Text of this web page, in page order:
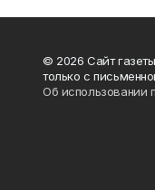
© 2026 Сайт газеты
только с
Об использовании